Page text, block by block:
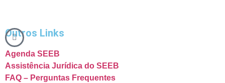
Outros Links
Agenda SEEB
Assistência Jurídica do SEEB
FAQ – Perguntas Frequentes